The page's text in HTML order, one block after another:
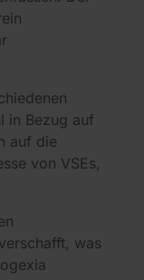
in Bezug auf
auf die
von VSEs,
was